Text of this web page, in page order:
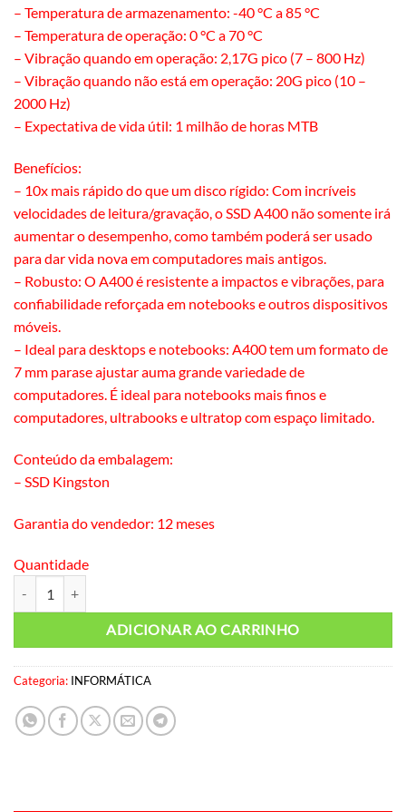
– Temperatura de armazenamento: -40 °C a 85 °C
– Temperatura de operação: 0 °C a 70 °C
– Vibração quando em operação: 2,17G pico (7 – 800 Hz)
– Vibração quando não está em operação: 20G pico (10 –
2000 Hz)
– Expectativa de vida útil: 1 milhão de horas MTB
Benefícios:
– 10x mais rápido do que um disco rígido: Com incríveis
velocidades de leitura/gravação, o SSD A400 não somente irá
aumentar o desempenho, como também poderá ser usado
para dar vida nova em computadores mais antigos.
– Robusto: O A400 é resistente a impactos e vibrações, para
confiabilidade reforçada em notebooks e outros dispositivos
móveis.
– Ideal para desktops e notebooks: A400 tem um formato de
7 mm parase ajustar auma grande variedade de
computadores. É ideal para notebooks mais finos e
computadores, ultrabooks e ultratop com espaço limitado.
Conteúdo da embalagem:
– SSD Kingston
Garantia do vendedor: 12 meses
Quantidade
ADICIONAR AO CARRINHO
Categoria: INFORMÁTICA